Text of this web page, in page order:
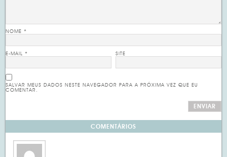
NOME*
E-MAIL* SITE
SALVAR MEUS DADOS NESTE NAVEGADOR PARA A PRÓXIMA VEZ QUE EU
COMENTAR.
COMENTÁRIOS